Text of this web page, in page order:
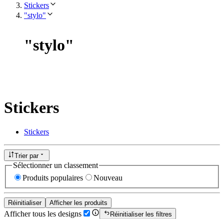
Stickers
"stylo"
"stylo"
Stickers
Stickers
Trier par
Sélectionner un classement
Produits populaires
Nouveau
Réinitialiser Afficher les produits
Afficher tous les designs
Réinitialiser les filtres